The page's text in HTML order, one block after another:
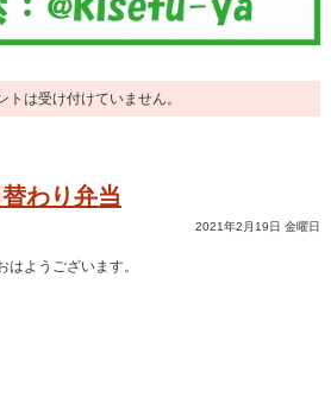
トは受け付けていません。
わり弁当
2021年2月19日 金曜日
はようございます。